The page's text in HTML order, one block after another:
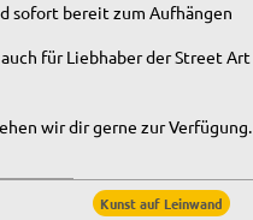
sofort bereit zum Aufhängen
für Liebhaber der Street
wir dir gerne zur Verfügung.
Kunst auf Leinwand